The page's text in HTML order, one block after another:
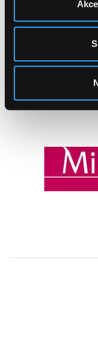
"Ursynów")